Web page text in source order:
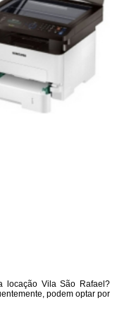
locação Vila São Rafael?
podem optar por